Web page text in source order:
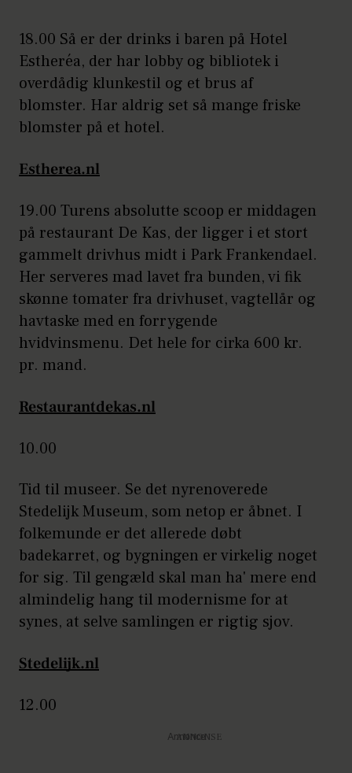
18.00 Så er der drinks i baren på Hotel
Estheréa, der har lobby og bibliotek i
overdådig klunkestil og et brus af
blomster. Har aldrig set så mange friske
blomster på et hotel.
Estherea.nl
19.00 Turens absolutte scoop er middagen
på restaurant De Kas, der ligger i et stort
gammelt drivhus midt i Park Frankendael.
Her serveres mad lavet fra bunden, vi fik
skønne tomater fra drivhuset, vagtellår og
havtaske med en forrygende
hvidvinsmenu. Det hele for cirka 600 kr.
pr. mand.
Restaurantdekas.nl
10.00
Tid til museer. Se det nyrenoverede
Stedelijk Museum, som netop er åbnet. I
folkemunde er det allerede døbt
badekarret, og bygningen er virkelig noget
for sig. Til gengæld skal man ha' mere end
almindelig hang til modernisme for at
synes, at selve samlingen er rigtig sjov.
Stedelijk.nl
12.00
Annonce